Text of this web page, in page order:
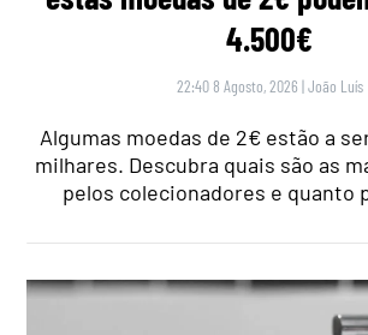
4.500€
22:40 8 Agosto, 2026 |João Luís
Algumas moedas de 2€ estão a
milhares. Descubra quais são as
pelos colecionadores e quanto